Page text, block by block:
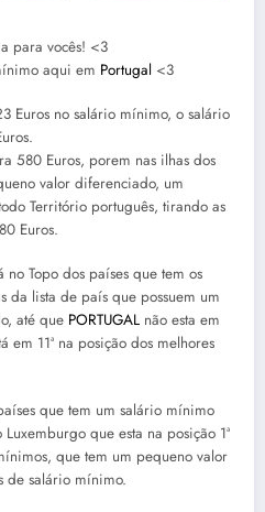
para vocês! <3
aqui em Portugal <3
Euros no salário mínimo, o salário
580 Euros, porem nas ilhas dos
valor diferenciado, um
Território português, tirando as
Euros.
no Topo dos países que tem os
da lista de país que possuem um
até que PORTUGAL não esta em
em 11ª na posição dos melhores
que tem um salário mínimo
que esta na posição 1ª
que tem um pequeno valor
de salário mínimo.